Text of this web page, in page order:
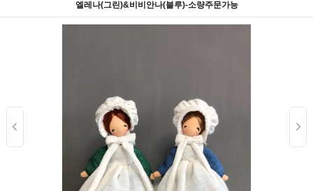
엘레나(그린)&비비안나(블루)-소량주문가능